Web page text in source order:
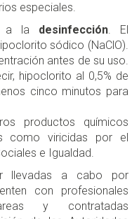
especiales.
a la desinfección. El
sódico (NaClO).
antes de su uso.
hipoclorito al 0,5% de
cinco minutos para
productos químicos
como viricidas por el
e Igualdad.
llevadas a cabo por
con profesionales
y contratadas